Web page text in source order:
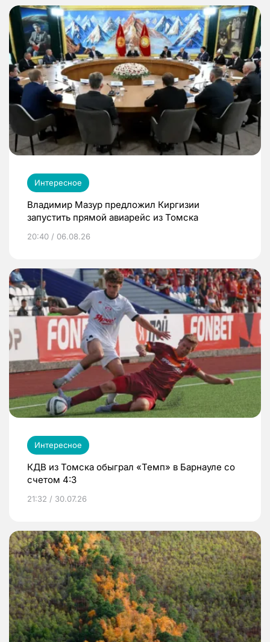
Интересное
Владимир Мазур предложил Киргизии
запустить прямой авиарейс из Томска
20:40 / 06.08.26
Интересное
КДВ из Томска обыграл «Темп» в Барнауле со
счетом 4:3
21:32 / 30.07.26